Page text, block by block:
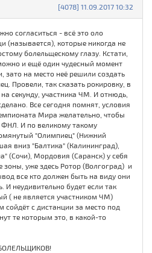
[4078] 11.09.2017 10:32
согласиться - всё это оло
(называется), которые никогда не
болельщескому глазу. Кстати,
и ещё один чудесный момент
зато на место неё решили создать
Провели, так сказать рокировку, в
секунду, участника ЧМ. И отнюдь,
Все сегодня помнят, условия
Мира желательно, чтобы
И по великому такому
"Олимпиец" (Нижний
вниз "Балтика" (Калининград),
(Сочи), Мордовия (Саранск) у себя
зоны, уже здесь Ротор (Волгоград) и
все кто должен быть на виду они
И неудивительно будет если так
( не является участником ЧМ)
с дистанции за место под
те которым это, в какой-то